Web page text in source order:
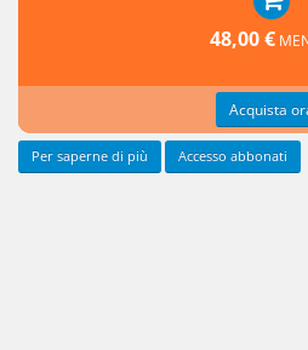
cod. civ. stabilisce che alla
società in un'altra che possiede tutte le
non si applicanol'art.2501ter, I comma,
cod. civ. , nonchè l'art.
48,00 €
Acquista
Per saperne di più Accesso abbonati